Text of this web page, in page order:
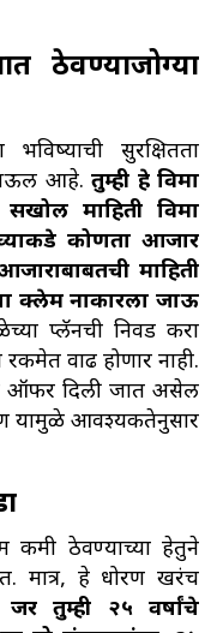
ठेवण्याजोग्या
सुरक्षितता
आहे. तुम्ही हे विमा
माहिती विमा
कोणता आजार
माहिती
क्लेम नाकारला जाऊ
प्लॅनची निवड करा
वाढ होणार नाही.
ऑफर दिली जात असेल
यामुळे आवश्यकतेनुसार
कमी ठेवण्याच्या हेतुने
मात्र, हे धोरण खरंच
जर तुम्ही २५ वर्षांचे